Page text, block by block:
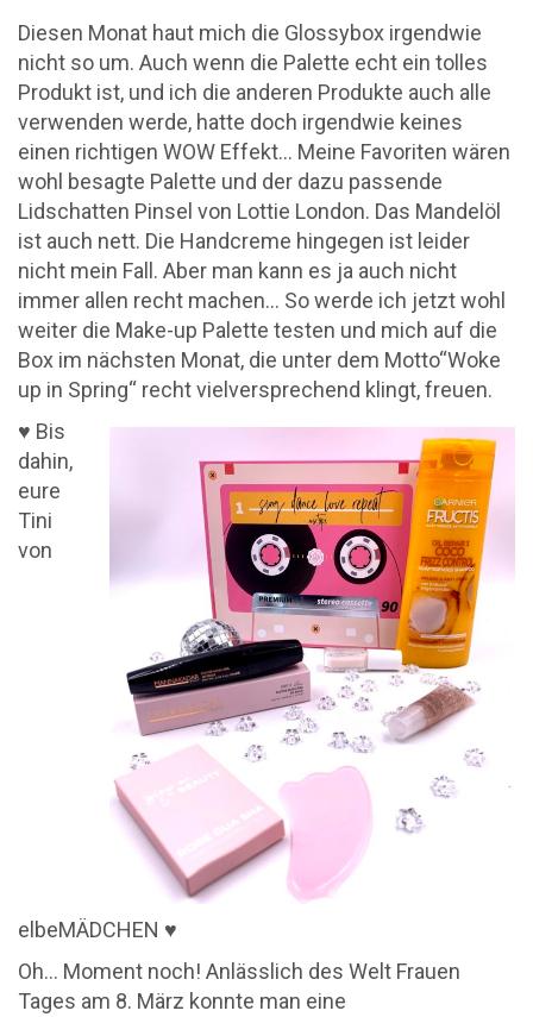
Diesen Monat haut mich die Glossybox irgendwie
nicht so um. Auch wenn die Palette echt ein tolles
Produkt ist, und ich die anderen Produkte auch alle
verwenden werde, hatte doch irgendwie keines
einen richtigen WOW Effekt… Meine Favoriten wären
wohl besagte Palette und der dazu passende
Lidschatten Pinsel von Lottie London. Das Mandelöl
ist auch nett. Die Handcreme hingegen ist leider
nicht mein Fall. Aber man kann es ja auch nicht
immer allen recht machen… So werde ich jetzt wohl
weiter die Make-up Palette testen und mich auf die
Box im nächsten Monat, die unter dem Motto“Woke
up in Spring“ recht vielversprechend klingt, freuen.
♥ Bis
dahin,
eure
Tini
von
elbeMÄDCHEN ♥
Oh… Moment noch! Anlässlich des Welt Frauen
Tages am 8. März konnte man eine